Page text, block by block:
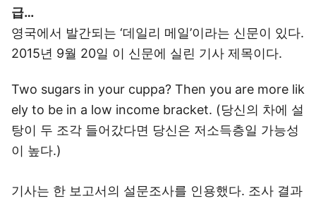
급…
영국에서 발간되는 ‘데일리 메일’이라는 신문이 있다.
2015년 9월 20일 이 신문에 실린 기사 제목이다.
Two sugars in your cuppa? Then you are more lik
ely to be in a low income bracket. (당신의 차에 설
탕이 두 조각 들어갔다면 당신은 저소득층일 가능성
이 높다.)
기사는 한 보고서의 설문조사를 인용했다. 조사 결과